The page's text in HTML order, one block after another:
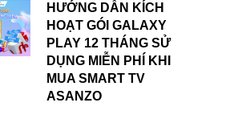
HƯỚNG DẪN KÍCH
HOẠT GÓI GALAXY
PLAY 12 THÁNG SỬ
DỤNG MIỄN PHÍ KHI
MUA SMART TV
ASANZO